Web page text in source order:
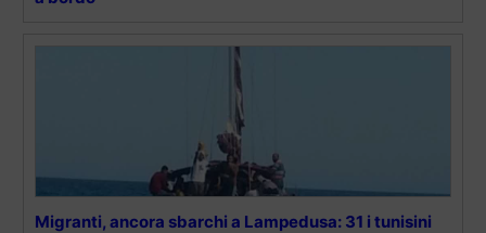
Migranti, ancora sbarchi a Lampedusa: 31 i tunisini